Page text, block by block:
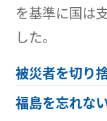
を基準に国は
した。
被災者を切り
福島を忘れな